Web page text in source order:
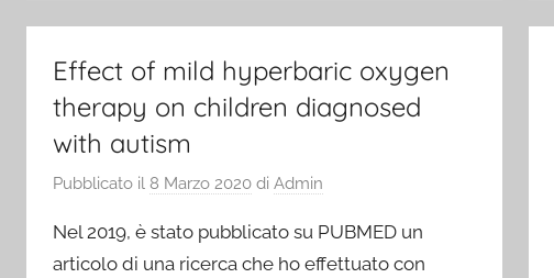
Effect of mild hyperbaric oxygen
therapy on children diagnosed
with autism
Pubblicato il 8 Marzo 2020 di Admin
Nel 2019, è stato pubblicato su PUBMED un
articolo di una ricerca che ho effettuato con